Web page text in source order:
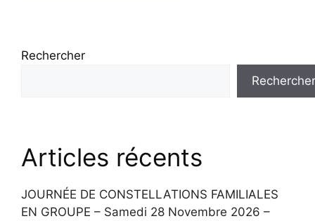
Rechercher
Rechercher
Articles récents
JOURNÉE DE CONSTELLATIONS FAMILIALES
EN GROUPE – Samedi 28 Novembre 2026 –